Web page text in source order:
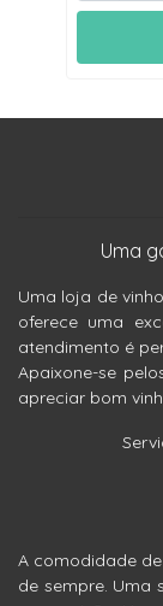
Uma
Uma loja de
oferece uma
atendimento é
Apaixone-se
apreciar bom
A comodidade
de sempre. Uma